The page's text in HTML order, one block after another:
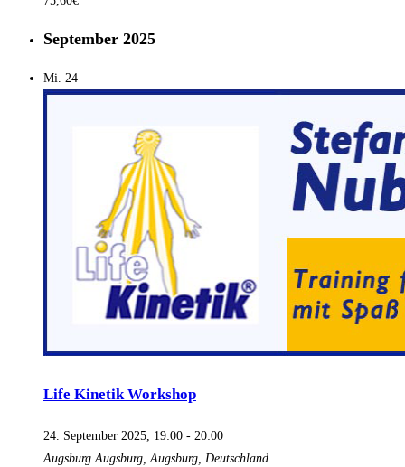
September 2025
Mi. 24
Life Kinetik Workshop
24. September 2025, 19:00 - 20:00
AugsburgAugsburg, Augsburg, Deutschland